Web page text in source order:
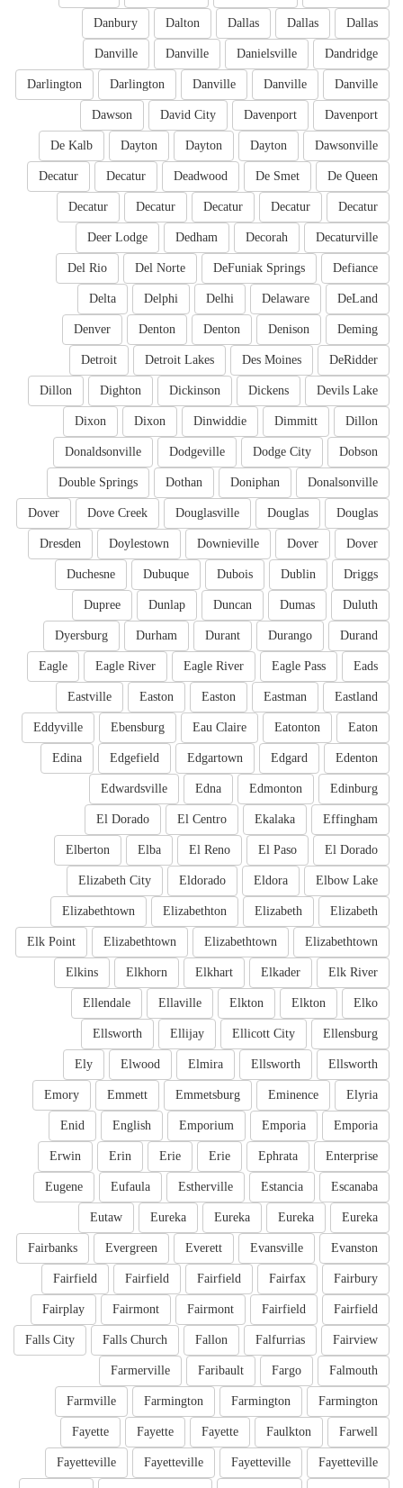
Dallas
Dallas
Dallas
Dalton
Danbury
Dandridge
Danielsville
Danville
Danville
Danville
Danville
Danville
Darlington
Darlington
Davenport
Davenport
David City
Dawson
Dawsonville
Dayton
Dayton
Dayton
De Kalb
De Queen
De Smet
Deadwood
Decatur
Decatur
Decatur
Decatur
Decatur
Decatur
Decatur
Decaturville
Decorah
Dedham
Deer Lodge
Defiance
DeFuniak Springs
Del Norte
Del Rio
DeLand
Delaware
Delhi
Delphi
Delta
Deming
Denison
Denton
Denton
Denver
DeRidder
Des Moines
Detroit Lakes
Detroit
Devils Lake
Dickens
Dickinson
Dighton
Dillon
Dillon
Dimmitt
Dinwiddie
Dixon
Dixon
Dobson
Dodge City
Dodgeville
Donaldsonville
Donalsonville
Doniphan
Dothan
Double Springs
Douglas
Douglas
Douglasville
Dove Creek
Dover
Dover
Dover
Downieville
Doylestown
Dresden
Driggs
Dublin
Dubois
Dubuque
Duchesne
Duluth
Dumas
Duncan
Dunlap
Dupree
Durand
Durango
Durant
Durham
Dyersburg
Eads
Eagle Pass
Eagle River
Eagle River
Eagle
Eastland
Eastman
Easton
Easton
Eastville
Eaton
Eatonton
Eau Claire
Ebensburg
Eddyville
Edenton
Edgard
Edgartown
Edgefield
Edina
Edinburg
Edmonton
Edna
Edwardsville
Effingham
Ekalaka
El Centro
El Dorado
El Dorado
El Paso
El Reno
Elba
Elberton
Elbow Lake
Eldora
Eldorado
Elizabeth City
Elizabeth
Elizabeth
Elizabethton
Elizabethtown
Elizabethtown
Elizabethtown
Elizabethtown
Elk Point
Elk River
Elkader
Elkhart
Elkhorn
Elkins
Elko
Elkton
Elkton
Ellaville
Ellendale
Ellensburg
Ellicott City
Ellijay
Ellsworth
Ellsworth
Ellsworth
Elmira
Elwood
Ely
Elyria
Eminence
Emmetsburg
Emmett
Emory
Emporia
Emporia
Emporium
English
Enid
Enterprise
Ephrata
Erie
Erie
Erin
Erwin
Escanaba
Estancia
Estherville
Eufaula
Eugene
Eureka
Eureka
Eureka
Eureka
Eutaw
Evanston
Evansville
Everett
Evergreen
Fairbanks
Fairbury
Fairfax
Fairfield
Fairfield
Fairfield
Fairfield
Fairfield
Fairmont
Fairmont
Fairplay
Fairview
Falfurrias
Fallon
Falls Church
Falls City
Falmouth
Fargo
Faribault
Farmerville
Farmington
Farmington
Farmington
Farmville
Farwell
Faulkton
Fayette
Fayette
Fayette
Fayetteville
Fayetteville
Fayetteville
Fayetteville